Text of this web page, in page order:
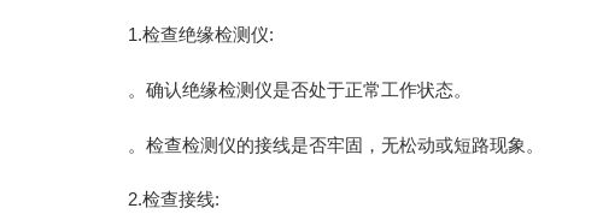
1.检查绝缘检测仪:
。确认绝缘检测仪是否处于正常工作状态。
。检查检测仪的接线是否牢固，无松动或短路现象。
2.检查接线: